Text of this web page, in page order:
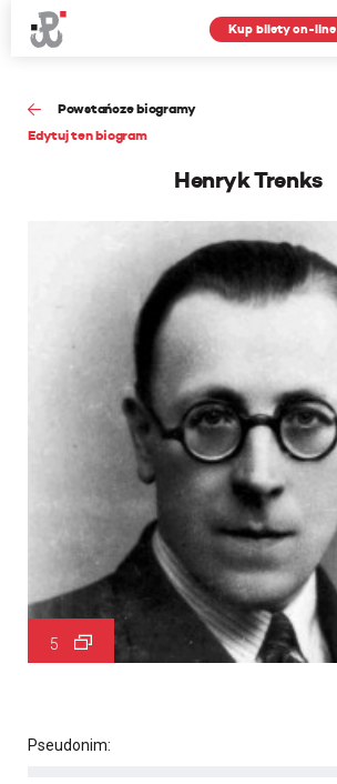
Kup bilety on-line
Powstańcze biogramy
Edytuj ten biogram
Henryk Trenks
5
Pseudonim: